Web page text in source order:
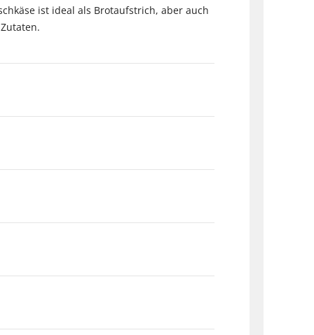
ist ideal als Brotaufstrich, aber auch